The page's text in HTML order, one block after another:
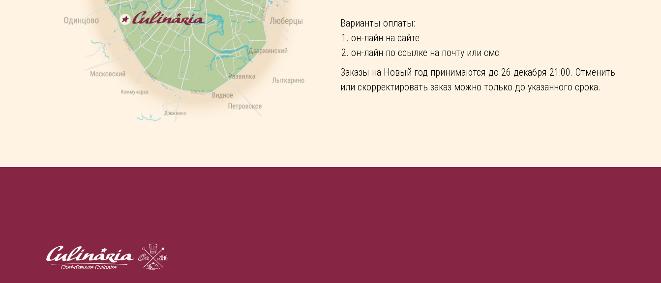
Варианты оплаты:
он-лайн на сайте
он-лайн по ссылке на почту или смс
Заказы на Новый год принимаются до 26 декабря 21:00. Отменить
или скорректировать заказ можно только до указанного срока.